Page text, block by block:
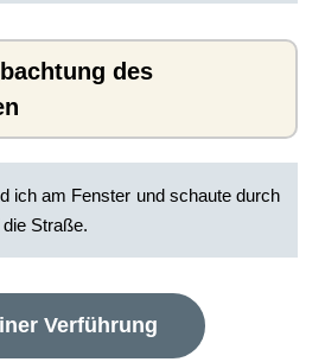
des
ich am Fenster und schaute durch
Straße.
Verführung